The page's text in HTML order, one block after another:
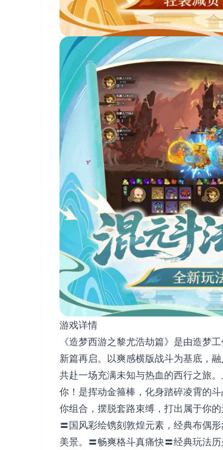
游戏详情
《造梦西游之黎尤浩劫篇》是由造梦
新篇再启。以爽感横版战斗为基底，
共赴一场充满未知与热血的西行之旅
你！是挥动金箍棒，化身踏碎凌霄的
你组合，摆脱套路束缚，打出属于你
〓国风彩绘镌刻敦煌元素，经典布偶
美景。〓畅爽格斗真痛快〓经典玩法